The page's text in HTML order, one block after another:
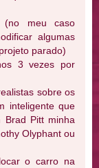
(no meu caso
algumas
parado)
3 vezes por
sobre os
inteligente que
Brad Pitt minha
Olyphant ou
o carro na